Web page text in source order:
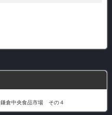
鎌倉中央食品市場 その４